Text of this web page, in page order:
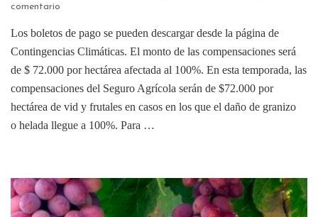
comentario
Los boletos de pago se pueden descargar desde la página de
Contingencias Climáticas. El monto de las compensaciones será
de $ 72.000 por hectárea afectada al 100%. En esta temporada, las
compensaciones del Seguro Agrícola serán de $72.000 por
hectárea de vid y frutales en casos en los que el daño de granizo
o helada llegue a 100%. Para …